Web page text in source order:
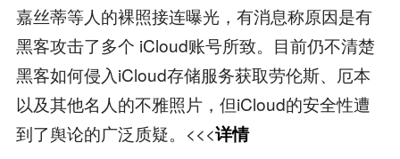
嘉丝蒂等人的裸照接连曝光，有消息称原因是有
黑客攻击了多个 iCloud账号所致。目前仍不清楚
黑客如何侵入iCloud存储服务获取劳伦斯、厄本
以及其他名人的不雅照片，但iCloud的安全性遭
到了舆论的广泛质疑。<<<详情